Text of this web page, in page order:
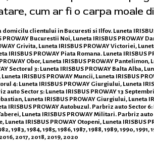
cum ar fi o carpa moale
domicilu clientului in Bucuresti si Ilfov. Luneta
PROWAY Bucurestii Noi, Luneta IRISBUS PROWAY
Grivita, Luneta IRISBUS PROWAY Victoriei,
IRISBUS PROWAY Piata Romana. Luneta IRISBUS
Obor, Luneta IRISBUS PROWAY
Sectorul 3: Luneta IRISBUS PROWAY Balta Alba,
IRISBUS PROWAY Muncii, Luneta IRISBUS
4: Luneta IRISBUS PROWAY Giurgiului, Luneta
auto Sector 5: Luneta IRISBUS PROWAY 13
Luneta IRISBUS PROWAY Giurgiului, Luneta
IRISBUS PROWAY Autobuzul. Parbriz auto Sector
Luneta IRISBUS PROWAY Militari. Parbriz
Luneta IRISBUS PROWAY Otopeni, Luneta
1983, 1984, 1985, 1986, 1987, 1988, 1989, 1990,
2017, 2018, 2019, 2020